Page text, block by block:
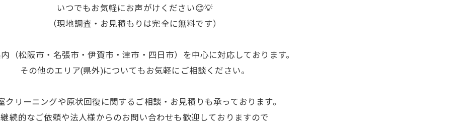
いつでもお気軽にお声がけください😊💡
（現地調査・お見積もりは完全に無料です）
（松阪市・名張市・伊賀市・津市・四日市）を中心に対応しております。
その他のエリア(県外)についてもお気軽にご相談ください。
クリーニングや原状回復に関するご相談・お見積りも承っております。
継続的なご依頼や法人様からのお問い合わせも歓迎しておりますので